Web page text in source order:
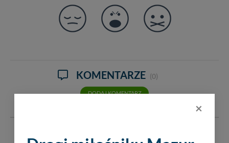
KOMENTARZE (0)
DODAJ KOMENTARZ
×